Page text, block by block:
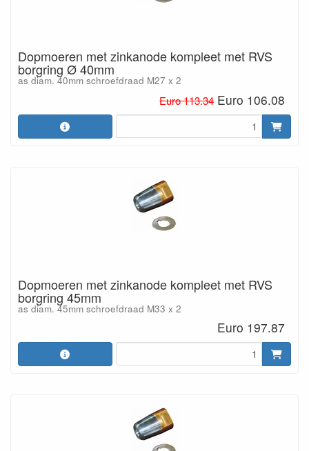
Dopmoeren met zinkanode kompleet met RVS
borgring Ø 40mm
as diam. 40mm schroefdraad M27 x 2
Euro 113.34 Euro 106.08
Dopmoeren met zinkanode kompleet met RVS
borgring 45mm
as diam. 45mm schroefdraad M33 x 2
Euro 197.87